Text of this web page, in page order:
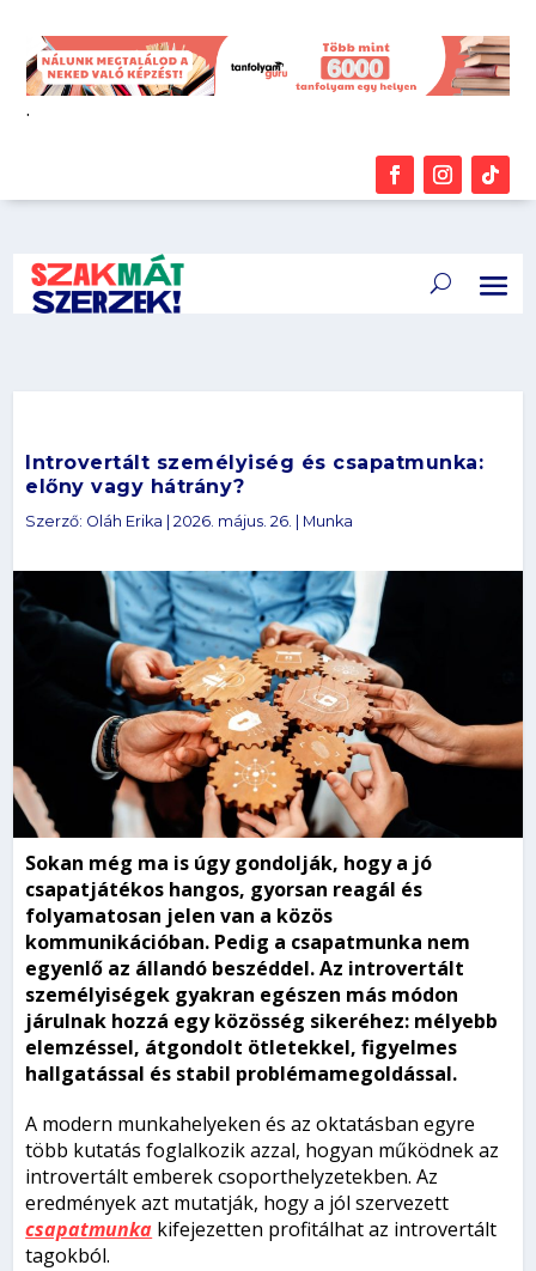
.
Introvertált személyiség és csapatmunka:
előny vagy hátrány?
Szerző: Oláh Erika |2026. május. 26. Munka
Sokan még ma is úgy gondolják, hogy a jó
csapatjátékos hangos, gyorsan reagál és
folyamatosan jelen van a közös
kommunikációban. Pedig a csapatmunka nem
egyenlő az állandó beszéddel. Az introvertált
személyiségek gyakran egészen más módon
járulnak hozzá egy közösség sikeréhez: mélyebb
elemzéssel, átgondolt ötletekkel, figyelmes
hallgatással és stabil problémamegoldással.
A modern munkahelyeken és az oktatásban egyre
több kutatás foglalkozik azzal, hogyan működnek az
introvertált emberek csoporthelyzetekben. Az
eredmények azt mutatják, hogy a jól szervezett
csapatmunka kifejezetten profitálhat az introvertált
tagokból.